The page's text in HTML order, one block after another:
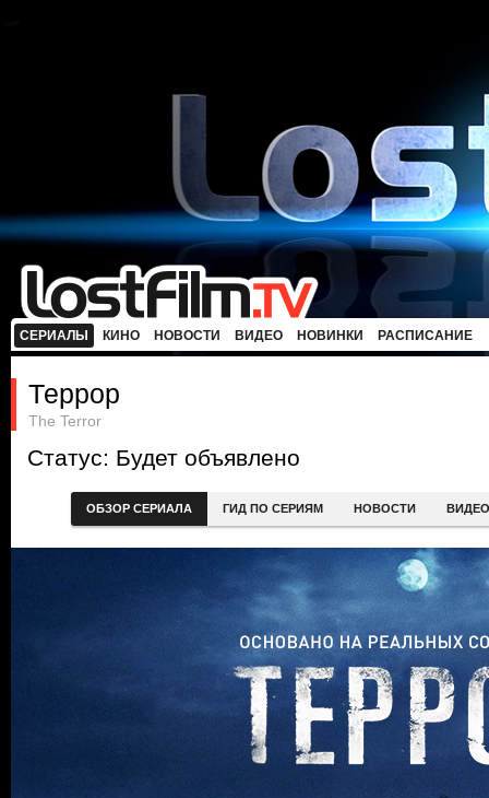
СЕРИАЛЫ КИНО НОВОСТИ ВИДЕО НОВИНКИ РАСПИСАНИЕ
Террор
The Terror
Статус: Будет объявлено
ОБЗОР СЕРИАЛА ГИД ПО СЕРИЯМ НОВОСТИ ВИДЕО